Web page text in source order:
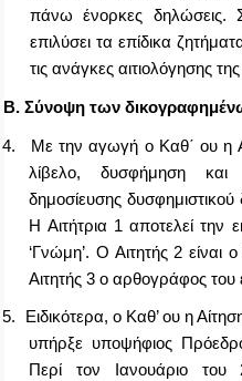
πάνω ένορκες δηλώσεις.
επιλύσει τα επίδικα
τις ανάγκες αιτιολόγησης
Β. Σύνοψη των
4.
Με την αγωγή ο Καθ΄ ου η
λίβελο, δυσφήμηση και
δημοσίευσης
Η Αιτήτρια 1 αποτελεί την
‘Γνώμη’. Ο Αιτητής 2 είναι
Αιτητής 3 ο αρθογράφος του
5.
Ειδικότερα, ο Καθ’ ου η
υπήρξε υποψήφιος
Περί τον Ιανουάριο του